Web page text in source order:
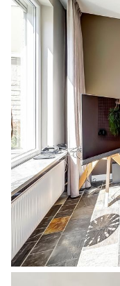
BADKAMER
De moderne tweede
grijstinten en beschikt
wandtoilet. Dankzij
infrarood paneel in het
badkamer waar
ZOLDER:
De zolder is
volledige zoldervloer.
zolder biedt meer dan
een dakkapel aan de
de zolder hangt de
wilt gebruiken als
TUIN EN GARAGE:
In de kleine patiotuin
wind, waardoor je hier
onderhoudsvriendelijk